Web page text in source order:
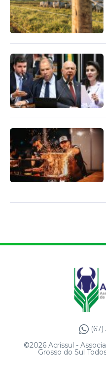
©2026 Acrissul -
Grosso do Sul